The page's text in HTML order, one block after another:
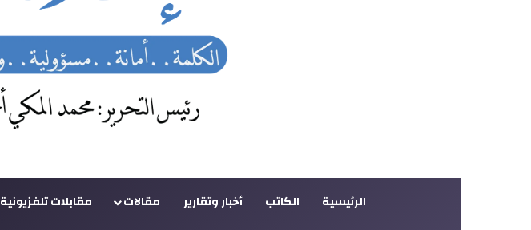
الرئيسية الكاتب أخبار وتقارير مقالات مقابلات تلفزيونية